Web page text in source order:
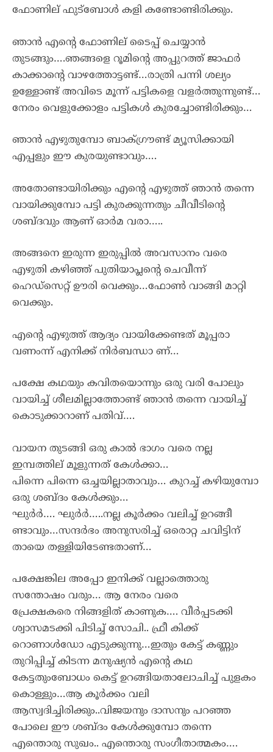
ഫോണില് ഫുട്ബോൾ കളി കണ്ടോണ്ടിരിക്കും.
ഞാൻ എൻ്റെ ഫോണില് ടൈപ്പ് ചെയ്യാൻ
തുടങ്ങും….ഞങ്ങളെ റൂമിൻ്റെ അപ്പുറത്ത് ജാഫർ
കാക്കാൻ്റെ വാഴത്തോട്ടണ്ട്…രാത്രി പന്നി ശല്യം
ഉള്ളോണ്ട് അവിടെ മൂന്ന് പട്ടികളെ വളർത്തുന്നുണ്ട്…
നേരം വെളുക്കോളം പട്ടികൾ കുരച്ചോണ്ടിരിക്കും…
ഞാൻ എഴുതുമ്പോ ബാക്ഗ്രൗണ്ട് മ്യൂസിക്കായി
എപ്പളും ഈ കുരയുണ്ടാവും….
അതോണ്ടായിരിക്കും എൻ്റെ എഴുത്ത് ഞാൻ തന്നെ
വായിക്കുമ്പോ പട്ടി കുരക്കുന്നതും ചീവീടിൻ്റെ
ശബ്ദവും ആണ് ഓർമ വരാ…..
അങ്ങനെ ഇരുന്ന ഇരുപ്പിൽ അവസാനം വരെ
എഴുതി കഴിഞ്ഞ് പുതിയാപ്ലൻ്റെ ചെവീന്ന്
ഹെഡ്സെറ്റ് ഊരി വെക്കും…ഫോൺ വാങ്ങി മാറ്റി
വെക്കും.
എൻ്റെ എഴുത്ത് ആദ്യം വായിക്കേണ്ടത് മൂപ്പരാ
വണംന്ന് എനിക്ക് നിർബന്ധാ ണ്…
പക്ഷേ കഥയും കവിതയൊന്നും ഒരു വരി പോലും
വായിച്ച് ശീലമില്ലാത്തോണ്ട് ഞാൻ തന്നെ വായിച്ച്
കൊടുക്കാറാണ് പതിവ്….
വായന തുടങ്ങി ഒരു കാൽ ഭാഗം വരെ നല്ല
ഇമ്പത്തില് മൂളുന്നത് കേൾക്കാ…
പിന്നെ പിന്നെ ഒച്ചയില്ലാതാവും… കുറച്ച് കഴിയുമ്പോ
ഒരു ശബ്ദം കേൾക്കും…
ഘുർർ…. ഘുർർ…..നല്ല കൂർക്കം വലിച്ച് ഉറങ്ങീ
ണ്ടാവും…സന്ദർഭം അനുസരിച്ച് ഒരൊറ്റ ചവിട്ടിന്
തായെ തള്ളിയിടേണ്ടതാണ്…
പക്ഷേങ്കില അപ്പോ ഇനിക്ക് വല്ലാത്തൊരു
സന്തോഷം വരും… ആ നേരം വരെ
പ്രേക്ഷകരെ നിങ്ങളിത് കാണുക…. വീർപ്പടക്കി
ശ്വാസമടക്കി പിടിച്ച് സോചി.. ഫ്രീ കിക്ക്
റൊണാൾഡോ എടുക്കുന്നു…ഇതും കേട്ട് കണ്ണും
തുറിപ്പിച്ച് കിടന്ന മനുഷ്യൻ എൻ്റെ കഥ
കേട്ടതുംബോധം കെട്ട് ഉറങ്ങിയതാലോചിച്ച് പുളകം
കൊള്ളും…ആ കൂർക്കം വലി
ആസ്വദിച്ചിരിക്കും..വിജയനും ദാസനും പറഞ്ഞ
പോലെ ഈ ശബ്ദം കേൾക്കുമ്പോ തന്നെ
എന്തൊരു സുഖം.. എന്തൊരു സംഗീതാത്മകം….